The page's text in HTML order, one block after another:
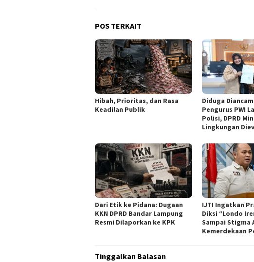
POS TERKAIT
Hibah, Prioritas, dan Rasa
Keadilan Publik
Diduga
Pengurus PWI
Polisi, DPRD
Lingkungan
Dari Etik ke Pidana: Dugaan
KKN DPRD Bandar Lampung
Resmi Dilaporkan ke KPK
IJTI Ingatkan
Diksi “Londo
Sampai Stigma
Kemerdekaan
Tinggalkan Balasan